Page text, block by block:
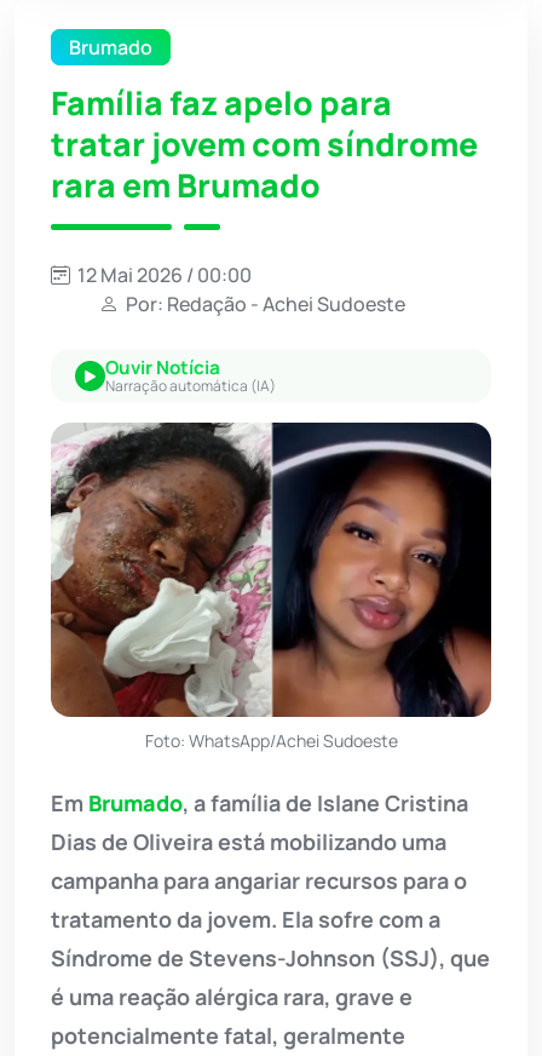
Brumado
Família faz apelo para
tratar jovem com síndrome
rara em Brumado
12 Mai 2026 / 00:00
Por: Redação - Achei Sudoeste
Ouvir Notícia
Narração automática (IA)
Foto: WhatsApp/Achei Sudoeste
Em Brumado, a família de Islane Cristina
Dias de Oliveira está mobilizando uma
campanha para angariar recursos para o
tratamento da jovem. Ela sofre com a
Síndrome de Stevens-Johnson (SSJ), que
é uma reação alérgica rara, grave e
potencialmente fatal, geralmente